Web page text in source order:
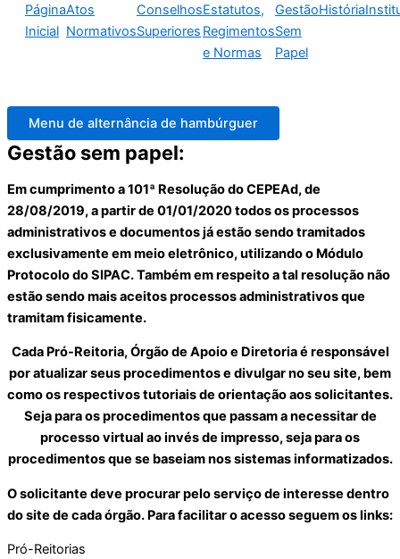
Página
Inicial
Atos
Normativos
Conselhos
Superiores
Estatutos,
Regimentos
e Normas
Gestão
Sem
Papel
História
Menu de alternância de hambúrguer
Gestão sem papel:
Em cumprimento a 101ª Resolução do CEPEAd, de
28/08/2019, a partir de 01/01/2020 todos os processos
administrativos e documentos já estão sendo tramitados
exclusivamente em meio eletrônico, utilizando o Módulo
Protocolo do SIPAC. Também em respeito a tal resolução não
estão sendo mais aceitos processos administrativos que
tramitam fisicamente.
Cada Pró-Reitoria, Órgão de Apoio e Diretoria é responsável
por atualizar seus procedimentos e divulgar no seu site, bem
como os respectivos tutoriais de orientação aos solicitantes.
Seja para os procedimentos que passam a necessitar de
processo virtual ao invés de impresso, seja para os
procedimentos que se baseiam nos sistemas informatizados.
O solicitante deve procurar pelo serviço de interesse dentro
do site de cada órgão. Para facilitar o acesso seguem os links:
Pró-Reitorias